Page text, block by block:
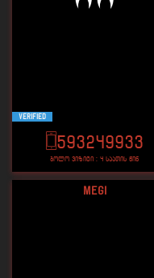
VERIFIED
593249933
ბოლო ვიზიტი : 4 საათის წინ
Megi